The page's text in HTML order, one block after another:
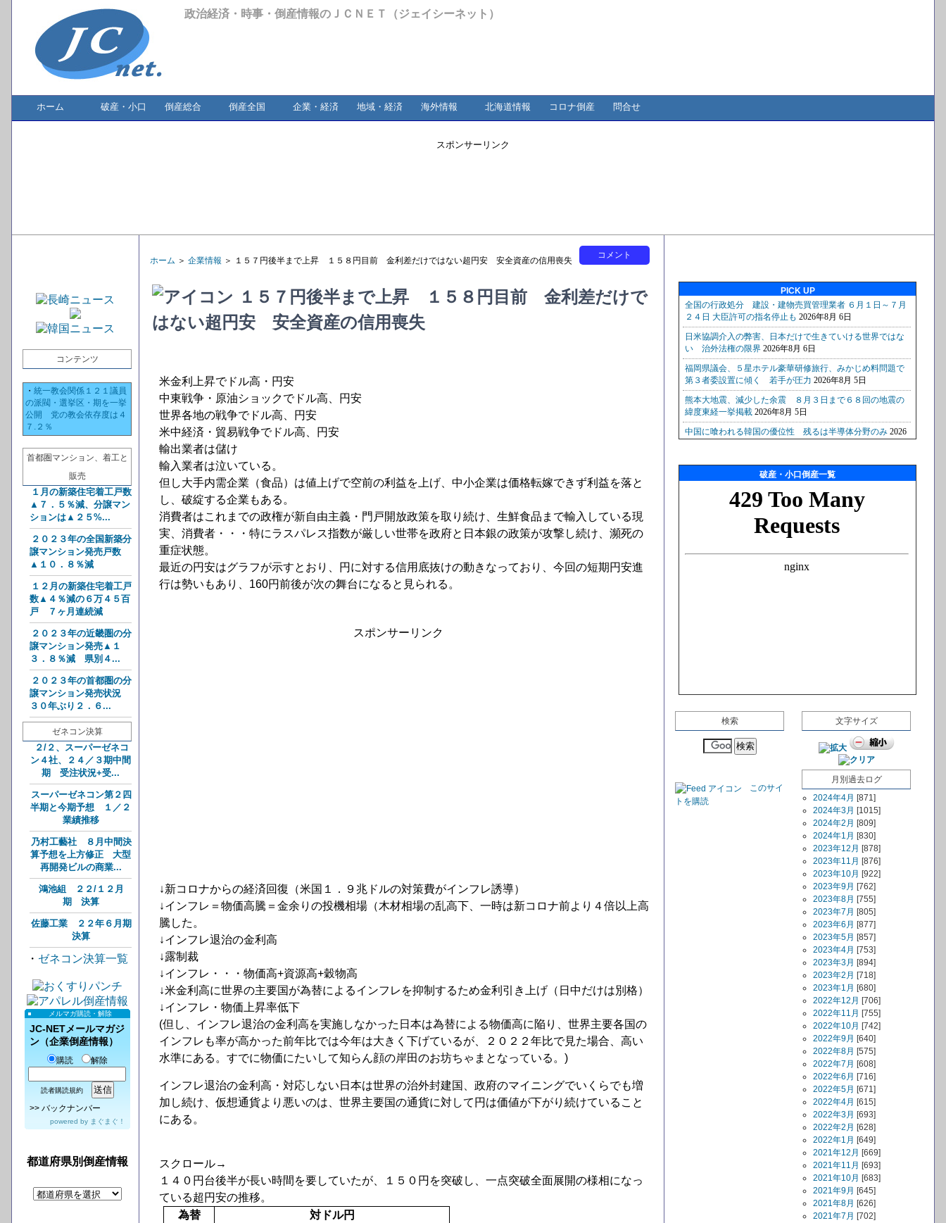
政治経済・時事・倒産情報のＪＣＮＥＴ（ジェイシーネット）
ホーム 破産・小口 倒産総合 倒産全国 企業・経済 地域・経済 海外情報 北海道情報 コロナ倒産 問合せ
スポンサーリンク
コンテンツ
・ 統一教会関係１２１議員
の派閥・選挙区・期を一挙
公開 党の教会依存度は４
７.２％
首都圏マンション、着工と
販売
１月の新築住宅着工戸数
▲７．５％減、分譲マン
ションは▲２５%...
２０２３年の全国新築分
譲マンション発売戸数
▲１０．８％減
１２月の新築住宅着工戸
数▲４％減の６万４５百
戸 ７ヶ月連続減
２０２３年の近畿圏の分
譲マンション発売▲１
３．８％減 県別４...
２０２３年の首都圏の分
譲マンション発売状況
３０年ぶり２．６...
ゼネコン決算
２/２、スーパーゼネコ
ン４社、２４／３期中間
期 受注状況+受...
スーパーゼネコン第２四
半期と今期予想 １／２
業績推移
乃村工藝社 ８月中間決
算予想を上方修正 大型
再開発ビルの商業...
鴻池組 ２２/１２月
期 決算
佐藤工業 ２２年６月期
決算
・ ゼネコン決算一覧
メルマガ購読・解除
JC-NETメールマガジ
ン（企業倒産情報）
購読 解除
読者購読規約
>> バックナンバー
powered by まぐまぐ！
都道府県別倒産情報
コメント
ホーム ＞ 企業情報 ＞ １５７円後半まで上昇 １５８円目前 金利差だけではない超円安 安全資産の信用喪失
１５７円後半まで上昇 １５８円目前 金利差だけで
はない超円安 安全資産の信用喪失
米金利上昇でドル高・円安
中東戦争・原油ショックでドル高、円安
世界各地の戦争でドル高、円安
米中経済・貿易戦争でドル高、円安
輸出業者は儲け
輸入業者は泣いている。
但し大手内需企業（食品）は値上げで空前の利益を上げ、中小企業は価格転嫁できず利益を落と
し、破綻する企業もある。
消費者はこれまでの政権が新自由主義・門戸開放政策を取り続け、生鮮食品まで輸入している現
実、消費者・・・特にラスパレス指数が厳しい世帯を政府と日本銀の政策が攻撃し続け、瀕死の
重症状態。
最近の円安はグラフが示すとおり、円に対する信用底抜けの動きなっており、今回の短期円安進
行は勢いもあり、160円前後が次の舞台になると見られる。
スポンサーリンク
↓新コロナからの経済回復（米国１．９兆ドルの対策費がインフレ誘導）
↓インフレ＝物価高騰＝金余りの投機相場（木材相場の乱高下、一時は新コロナ前より４倍以上高
騰した。
↓インフレ退治の金利高
↓露制裁
↓インフレ・・・物価高+資源高+穀物高
↓米金利高に世界の主要国が為替によるインフレを抑制するため金利引き上げ（日中だけは別格）
↓インフレ・物価上昇率低下
(但し、インフレ退治の金利高を実施しなかった日本は為替による物価高に陥り、世界主要各国の
インフレも率が高かった前年比では今年は大きく下げているが、２０２２年比で見た場合、高い
水準にある。すでに物価にたいして知らん顔の岸田のお坊ちゃまとなっている。)
インフレ退治の金利高・対応しない日本は世界の治外封建国、政府のマイニングでいくらでも増
加し続け、仮想通貨より悪いのは、世界主要国の通貨に対して円は価値が下がり続けていること
にある。
スクロール→
１４０円台後半が長い時間を要していたが、１５０円を突破し、一点突破全面展開の様相になっ
ている超円安の推移。
為替
対ドル円
PICK UP
破産・小口倒産一覧
検索
このサイ
トを購読
文字サイズ
月別過去ログ
2024年4月 [871]
2024年3月 [1015]
2024年2月 [809]
2024年1月 [830]
2023年12月 [878]
2023年11月 [876]
2023年10月 [922]
2023年9月 [762]
2023年8月 [755]
2023年7月 [805]
2023年6月 [877]
2023年5月 [857]
2023年4月 [753]
2023年3月 [894]
2023年2月 [718]
2023年1月 [680]
2022年12月 [706]
2022年11月 [755]
2022年10月 [742]
2022年9月 [640]
2022年8月 [575]
2022年7月 [608]
2022年6月 [716]
2022年5月 [671]
2022年4月 [615]
2022年3月 [693]
2022年2月 [628]
2022年1月 [649]
2021年12月 [669]
2021年11月 [693]
2021年10月 [683]
2021年9月 [645]
2021年8月 [626]
2021年7月 [702]